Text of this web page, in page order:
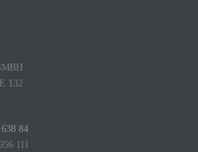
132
84
111